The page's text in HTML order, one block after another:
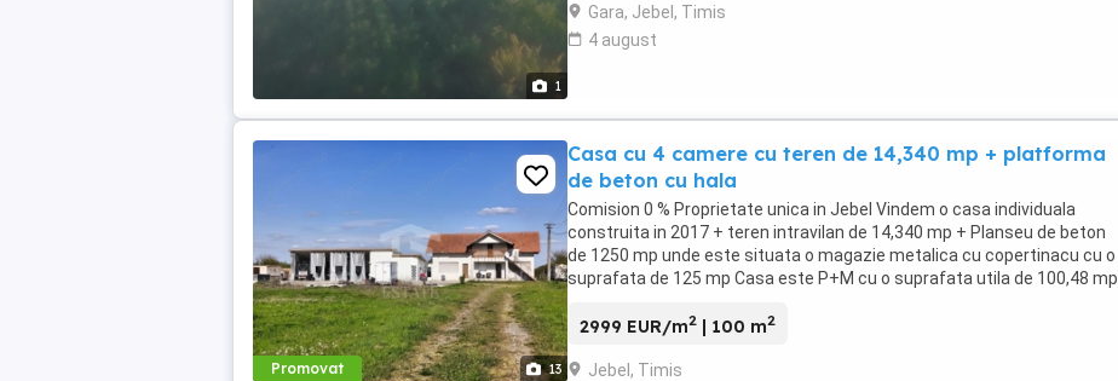
1
Gara, Jebel, Timis
4 august
Promovat 13
Casa cu 4 camere cu teren de 14,340 mp + platforma
de beton cu hala
Comision 0 % Proprietate unica in Jebel Vindem o casa individuala
construita in 2017 + teren intravilan de 14,340 mp + Planseu de beton
de 1250 mp unde este situata o magazie metalica cu copertinacu cu o
suprafata de 125 mp Casa este P+M cu o suprafata utila de 100,48 mp
2999 EUR/m2 | 100 m2
Jebel, Timis